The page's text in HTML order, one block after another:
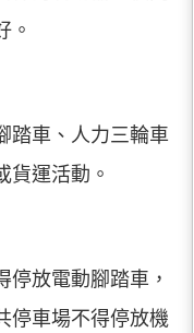
。
踏車、人力三輪車
貨運活動。
放電動腳踏車，
停車場不得停放機